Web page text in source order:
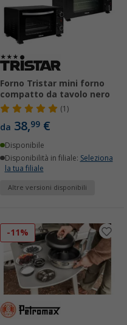
Forno Tristar mini forno
compatto da tavolo nero
(1)
da 38,99 €
Disponibile
Disponibilità in filiale: Seleziona
la tua filiale
Altre versioni disponibili
-11%